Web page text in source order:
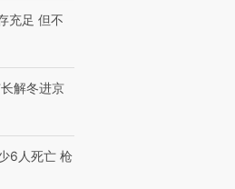
印
将教
机”？难民潮撕裂西班牙
飞地休达
充足 但不
解冬进京
6人死亡 枪